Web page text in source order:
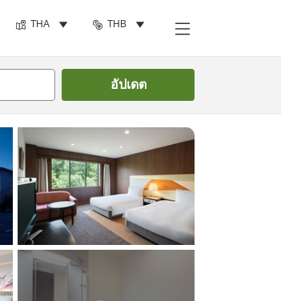
THA THB
อัปเดต
ค้นหาห้องพัก